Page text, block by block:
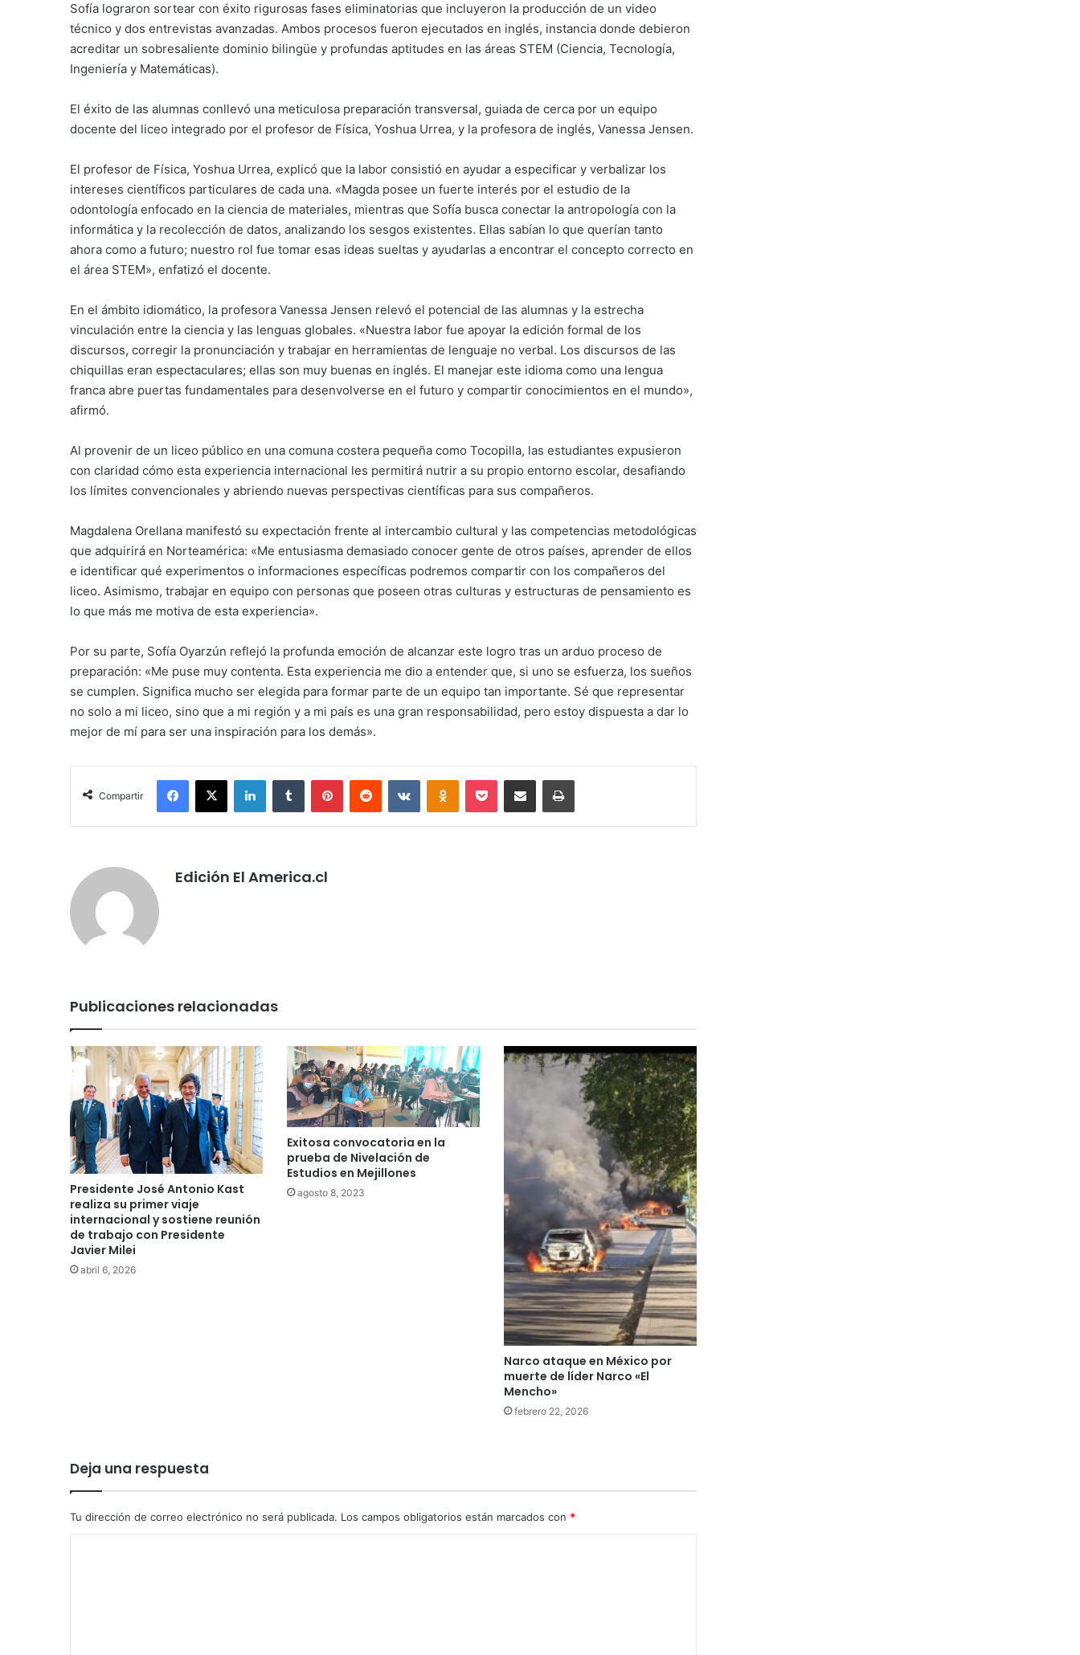
Sofía lograron sortear con éxito rigurosas fases eliminatorias que incluyeron la producción de un video
técnico y dos entrevistas avanzadas. Ambos procesos fueron ejecutados en inglés, instancia donde debieron
acreditar un sobresaliente dominio bilingüe y profundas aptitudes en las áreas STEM (Ciencia, Tecnología,
Ingeniería y Matemáticas).
El éxito de las alumnas conllevó una meticulosa preparación transversal, guiada de cerca por un equipo
docente del liceo integrado por el profesor de Física, Yoshua Urrea, y la profesora de inglés, Vanessa Jensen.
El profesor de Física, Yoshua Urrea, explicó que la labor consistió en ayudar a especificar y verbalizar los
intereses científicos particulares de cada una. «Magda posee un fuerte interés por el estudio de la
odontología enfocado en la ciencia de materiales, mientras que Sofía busca conectar la antropología con la
informática y la recolección de datos, analizando los sesgos existentes. Ellas sabían lo que querían tanto
ahora como a futuro; nuestro rol fue tomar esas ideas sueltas y ayudarlas a encontrar el concepto correcto en
el área STEM», enfatizó el docente.
En el ámbito idiomático, la profesora Vanessa Jensen relevó el potencial de las alumnas y la estrecha
vinculación entre la ciencia y las lenguas globales. «Nuestra labor fue apoyar la edición formal de los
discursos, corregir la pronunciación y trabajar en herramientas de lenguaje no verbal. Los discursos de las
chiquillas eran espectaculares; ellas son muy buenas en inglés. El manejar este idioma como una lengua
franca abre puertas fundamentales para desenvolverse en el futuro y compartir conocimientos en el mundo»,
afirmó.
Al provenir de un liceo público en una comuna costera pequeña como Tocopilla, las estudiantes expusieron
con claridad cómo esta experiencia internacional les permitirá nutrir a su propio entorno escolar, desafiando
los límites convencionales y abriendo nuevas perspectivas científicas para sus compañeros.
Magdalena Orellana manifestó su expectación frente al intercambio cultural y las competencias metodológicas
que adquirirá en Norteamérica: «Me entusiasma demasiado conocer gente de otros países, aprender de ellos
e identificar qué experimentos o informaciones específicas podremos compartir con los compañeros del
liceo. Asimismo, trabajar en equipo con personas que poseen otras culturas y estructuras de pensamiento es
lo que más me motiva de esta experiencia».
Por su parte, Sofía Oyarzún reflejó la profunda emoción de alcanzar este logro tras un arduo proceso de
preparación: «Me puse muy contenta. Esta experiencia me dio a entender que, si uno se esfuerza, los sueños
se cumplen. Significa mucho ser elegida para formar parte de un equipo tan importante. Sé que representar
no solo a mi liceo, sino que a mi región y a mi país es una gran responsabilidad, pero estoy dispuesta a dar lo
mejor de mí para ser una inspiración para los demás».
Compartir
Facebook
X LinkedInTumblr PinterestReddit VKontakteOdnoklassniki
Pocket Compartir via email Imprimir
Edición El America.cl
Publicaciones relacionadas
Presidente José Antonio Kast
realiza su primer viaje
internacional y sostiene reunión
de trabajo con Presidente
Javier Milei
abril 6, 2026
Exitosa convocatoria en la
prueba de Nivelación de
Estudios en Mejillones
agosto 8, 2023
Narco ataque en México por
muerte de líder Narco «El
Mencho»
febrero 22, 2026
Deja una respuesta
Tu dirección de correo electrónico no será publicada. Los campos obligatorios están marcados con *